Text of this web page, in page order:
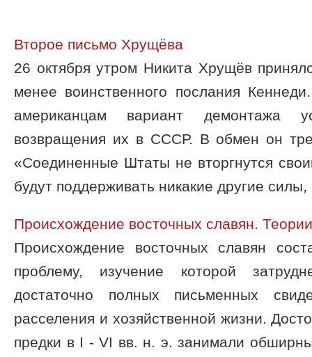
Второе письмо Хрущёва
26 октября утром Никита Хрущёв
менее воинственного послания
американцам вариант демонтажа
возвращения их в СССР. В обмен он
«Соединенные Штаты не вторгнутся
будут поддерживать никакие другие силы,
Происхождение восточных славян.
Происхождение восточных славян
проблему, изучение которой
достаточно полных письменных
расселения и хозяйственной жизни.
предки в I - VI вв. н. э. занимали